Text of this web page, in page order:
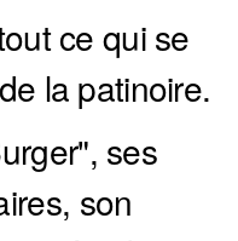
ce qui se
la patinoire.
ses
son